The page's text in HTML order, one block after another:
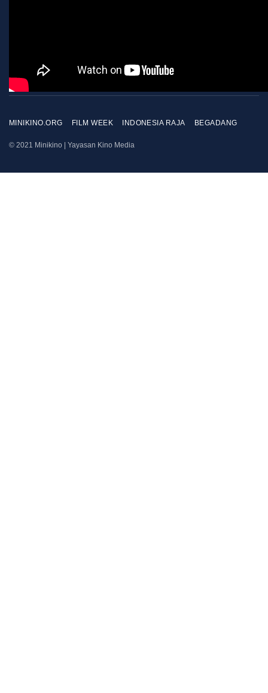
MINIKINO.ORG FILM WEEK INDONESIA RAJA BEGADANG
© 2021 Minikino | Yayasan Kino Media